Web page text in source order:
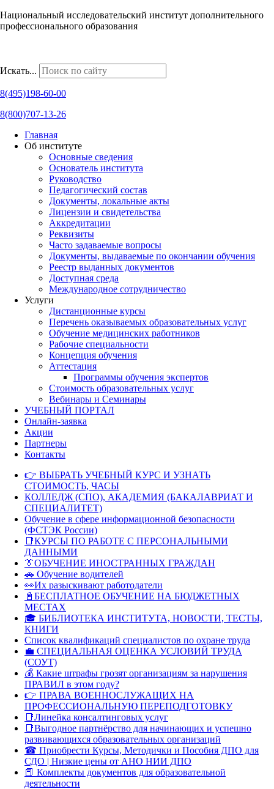
Национальный исследовательский институт дополнительного
профессионального образования
Искать...
8(495)198-60-00
8(800)707-13-26
Главная
Об институте
Основные сведения
Основатель института
Руководство
Педагогический состав
Документы, локальные акты
Лицензии и свидетельства
Аккредитации
Реквизиты
Часто задаваемые вопросы
Документы, выдаваемые по окончании обучения
Реестр выданных документов
Доступная среда
Международное сотрудничество
Услуги
Дистанционные курсы
Перечень оказываемых образовательных услуг
Обучение медицинских работников
Рабочие специальности
Концепция обучения
Аттестация
Программы обучения экспертов
Стоимость образовательных услуг
Вебинары и Семинары
УЧЕБНЫЙ ПОРТАЛ
Онлайн-заявка
Акции
Партнеры
Контакты
👉 ВЫБРАТЬ УЧЕБНЫЙ КУРС И УЗНАТЬ
СТОИМОСТЬ, ЧАСЫ
КОЛЛЕДЖ (СПО), АКАДЕМИЯ (БАКАЛАВРИАТ И
СПЕЦИАЛИТЕТ)
Обучение в сфере информационной безопасности
(ФСТЭК России)
📑КУРСЫ ПО РАБОТЕ С ПЕРСОНАЛЬНЫМИ
ДАННЫМИ
👔ОБУЧЕНИЕ ИНОСТРАННЫХ ГРАЖДАН
🚗 Обучение водителей
👀Их разыскивают работодатели
📓БЕСПЛАТНОЕ ОБУЧЕНИЕ НА БЮДЖЕТНЫХ
МЕСТАХ
🎓 БИБЛИОТЕКА ИНСТИТУТА, НОВОСТИ, ТЕСТЫ,
КНИГИ
Список квалификаций специалистов по охране труда
💼 СПЕЦИАЛЬНАЯ ОЦЕНКА УСЛОВИЙ ТРУДА
(СОУТ)
💰 Какие штрафы грозят организациям за нарушения
ПРАВИЛ в этом году?
👉 ПРАВА ВОЕННОСЛУЖАЩИХ НА
ПРОФЕССИОНАЛЬНУЮ ПЕРЕПОДГОТОВКУ
📑Линейка консалтинговых услуг
📑Выгодное партнёрство для начинающих и успешно
развивающихся образовательных организаций
☎ Приобрести Курсы, Методички и Пособия ДПО для
СДО | Низкие цены от АНО НИИ ДПО
📕 Комплекты документов для образовательной
деятельности